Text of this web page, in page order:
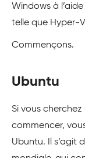
Windows à
telle que Hyper-
Commençons.
Ubuntu
Si vous
commencer,
Ubuntu. Il s’agit